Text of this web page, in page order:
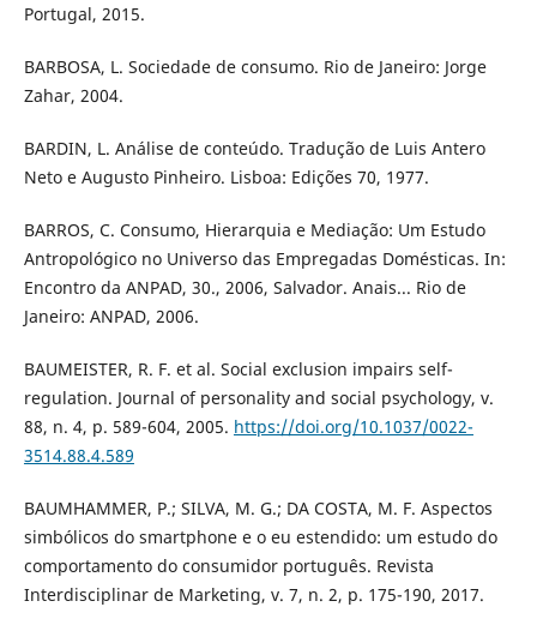
Portugal, 2015.
BARBOSA, L. Sociedade de consumo. Rio de Janeiro: Jorge
Zahar, 2004.
BARDIN, L. Análise de conteúdo. Tradução de Luis Antero
Neto e Augusto Pinheiro. Lisboa: Edições 70, 1977.
BARROS, C. Consumo, Hierarquia e Mediação: Um Estudo
Antropológico no Universo das Empregadas Domésticas. In:
Encontro da ANPAD, 30., 2006, Salvador. Anais... Rio de
Janeiro: ANPAD, 2006.
BAUMEISTER, R. F. et al. Social exclusion impairs self-
regulation. Journal of personality and social psychology, v.
88, n. 4, p. 589-604, 2005. https://doi.org/10.1037/0022-
3514.88.4.589
BAUMHAMMER, P.; SILVA, M. G.; DA COSTA, M. F. Aspectos
simbólicos do smartphone e o eu estendido: um estudo do
comportamento do consumidor português. Revista
Interdisciplinar de Marketing, v. 7, n. 2, p. 175-190, 2017.